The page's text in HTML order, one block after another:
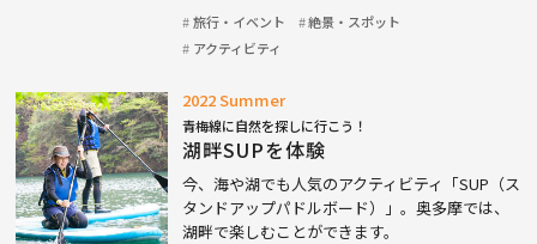
旅行・イベント
絶景・スポット
アクティビティ
2022 Summer
青梅線に自然を探しに行こう！
湖畔SUPを体験
今、海や湖でも人気のアクティビティ「SUP（ス
タンドアップパドルボード）」。奥多摩では、
湖畔で楽しむことができます。